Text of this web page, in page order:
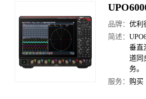
品牌： 优利
简述：
垂直
道同
务。
服务： 购买